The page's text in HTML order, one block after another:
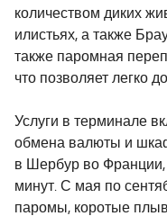
количеством диких
илистьях, а также
также паромная
что позволяет легко
Услуги в терминале
обмена валюты и
в Шербур во Франции,
минут. С мая по
паромы, коротые